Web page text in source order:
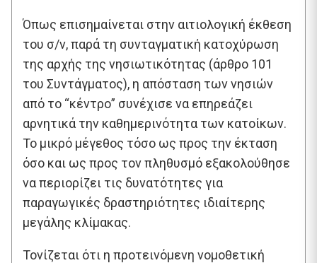
Όπως επισημαίνεται στην αιτιολογική έκθεση
του σ/ν, παρά τη συνταγματική κατοχύρωση
της αρχής της νησιωτικότητας (άρθρο 101
του Συντάγματος), η απόσταση των νησιών
από το “κέντρο” συνέχισε να επηρεάζει
αρνητικά την καθημερινότητα των κατοίκων.
Το μικρό μέγεθος τόσο ως προς την έκταση
όσο και ως προς τον πληθυσμό εξακολούθησε
να περιορίζει τις δυνατότητες για
παραγωγικές δραστηριότητες ιδιαίτερης
μεγάλης κλίμακας.
Τονίζεται ότι η προτεινόμενη νομοθετική